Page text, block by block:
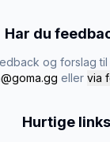
Har du
og forslag
eller via
Hurtige links